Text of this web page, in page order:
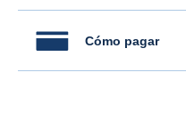
Cómo pagar